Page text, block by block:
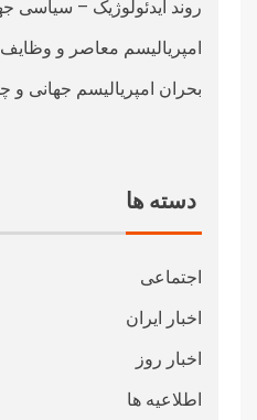
روند ایدئولوژیک – سیاسی
امپریالیسم معاصر و
بحران امپریالیسم جهانی و
دسته ها
اجتماعی
اخبار ایران
اخبار روز
اطلاعیه ها